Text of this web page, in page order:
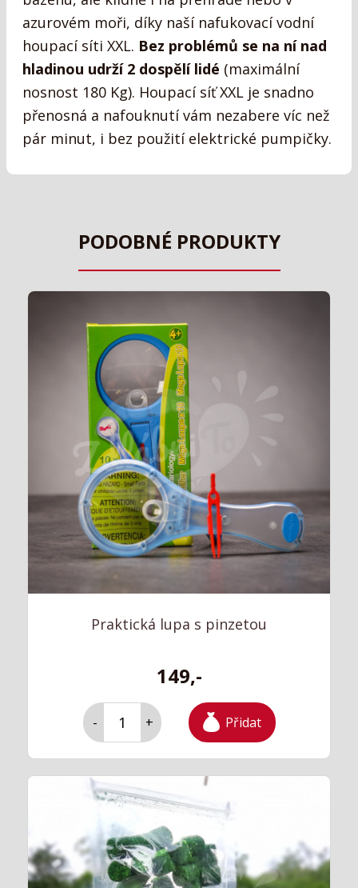
azurovém moři, díky naší nafukovací vodní
houpací síti XXL. Bez problémů se na ní nad
hladinou udrží 2 dospělí lidé (maximální
nosnost 180 Kg). Houpací síť XXL je snadno
přenosná a nafouknutí vám nezabere víc než
pár minut, i bez použití elektrické pumpičky.
PODOBNÉ PRODUKTY
Praktická lupa s pinzetou
149,-
- + Přidat